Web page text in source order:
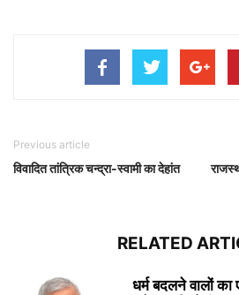
Previous article
विवादित तांत्रिक चन्द्रा-स्वामी का देहांत
RELATED
धर्म बदलने वालों